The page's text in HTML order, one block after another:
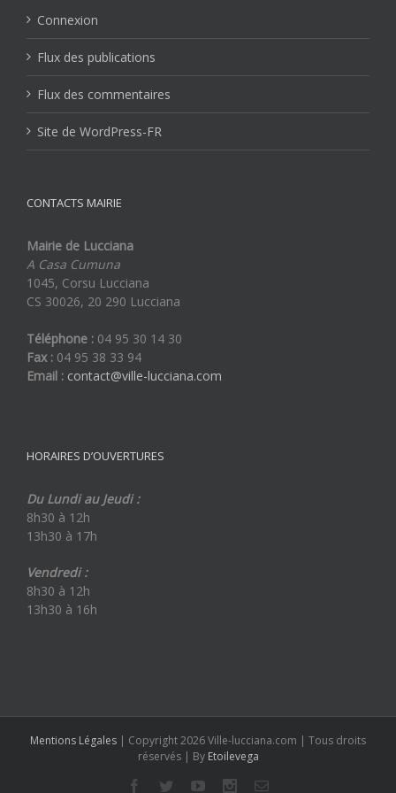
Connexion
Flux des publications
Flux des commentaires
Site de WordPress-FR
CONTACTS MAIRIE
Mairie de Lucciana
A Casa Cumuna
1045, Corsu Lucciana
CS 30026, 20 290 Lucciana
Téléphone : 04 95 30 14 30
Fax : 04 95 38 33 94
Email : contact@ville-lucciana.com
HORAIRES D’OUVERTURES
Du Lundi au Jeudi :
8h30 à 12h
13h30 à 17h
Vendredi :
8h30 à 12h
13h30 à 16h
Mentions Légales | Copyright 2026 Ville-lucciana.com | Tous droits
réservés | By Etoilevega
Facebook
TwitterYoutubeInstagram
Email